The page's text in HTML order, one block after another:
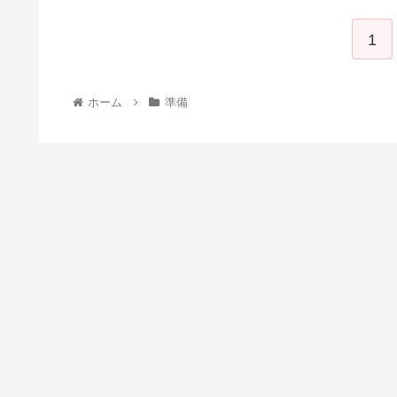
1
ホーム 準備